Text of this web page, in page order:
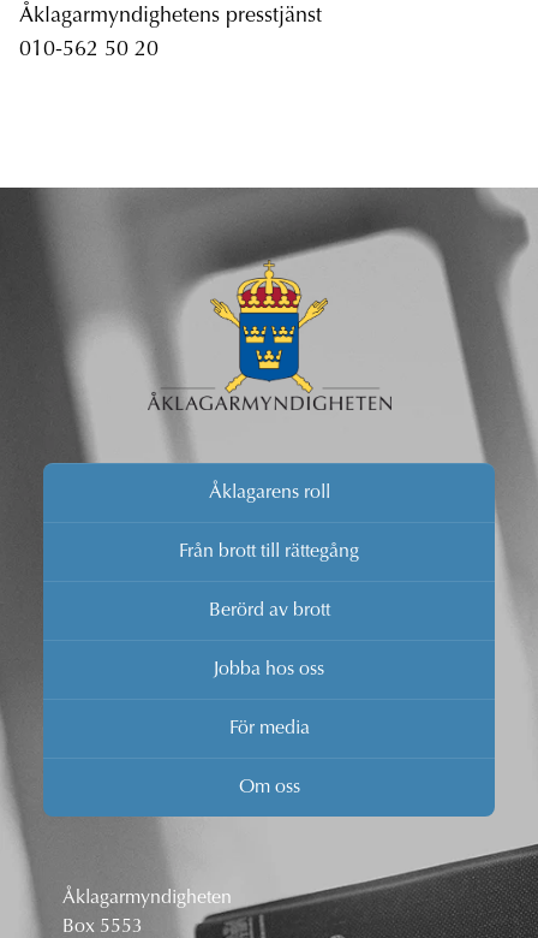
Åklagarmyndighetens presstjänst
010-562 50 20
Åklagarens roll
Från brott till rättegång
Berörd av brott
Jobba hos oss
För media
Om oss
Åklagarmyndigheten
Box 5553